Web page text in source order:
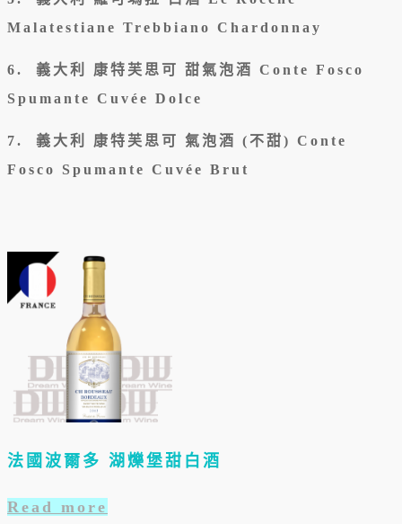
Malatestiane Trebbiano Chardonnay
6. 義大利 康特芙思可 甜氣泡酒 Conte Fosco
Spumante Cuvée Dolce
7. 義大利 康特芙思可 氣泡酒 (不甜) Conte
Fosco Spumante Cuvée Brut
法國波爾多 湖爍堡甜白酒
Read more